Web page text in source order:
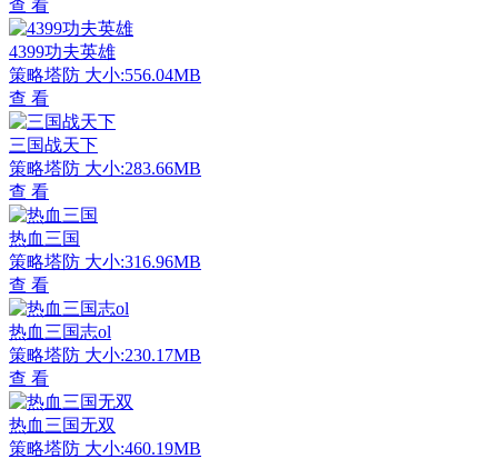
查 看
4399功夫英雄
策略塔防 大小:556.04MB
查 看
三国战天下
策略塔防 大小:283.66MB
查 看
热血三国
策略塔防 大小:316.96MB
查 看
热血三国志ol
策略塔防 大小:230.17MB
查 看
热血三国无双
策略塔防 大小:460.19MB